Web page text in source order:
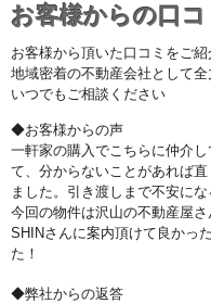
お客様からの口コ
お客様から頂いた口コミをご紹
地域密着の不動産会社として全
いつでもご相談ください
◆お客様からの声
一軒家の購入でこちらに仲介
て、分からないことがあれば
ました。引き渡しまで不安に
今回の物件は沢山の不動産屋
SHINさんに案内頂けて良かっ
た！
◆弊社からの返答